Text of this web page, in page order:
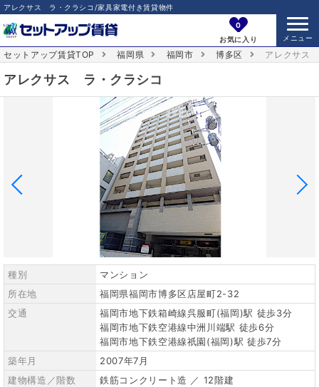
アレクサス ラ・クラシコ/家具家電付き賃貸物件
0
お気に入り
セットアップ賃貸TOP 福岡県 福岡市 博多区 アレクサス
アレクサス ラ・クラシコ
種別
マンション
所在地
福岡県福岡市博多区店屋町2-32
交通
福岡市地下鉄箱崎線呉服町(福岡)駅 徒歩3分
福岡市地下鉄空港線中洲川端駅 徒歩6分
福岡市地下鉄空港線祇園(福岡)駅 徒歩7分
築年月
2007年7月
建物構造／階数
鉄筋コンクリート造 ／ 12階建